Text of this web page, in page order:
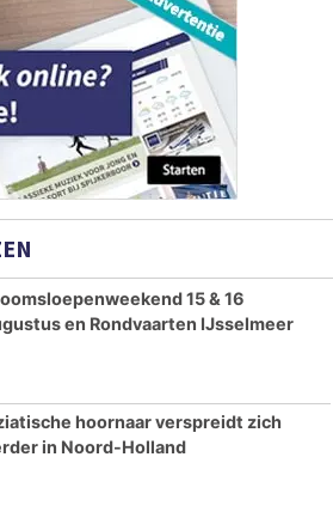
15 & 16
en Rondvaarten IJsselmeer
hoornaar verspreidt zich
in Noord-Holland